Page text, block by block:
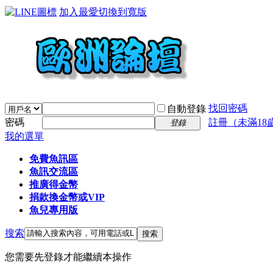
加入最愛切換到寬版
自動登錄 找回密碼
密碼
登錄
註冊（未滿18
我的選單
免費魚訊區
魚訊交流區
推廣得金幣
捐款換金幣或VIP
魚兒專用版
搜索 搜索
您需要先登錄才能繼續本操作